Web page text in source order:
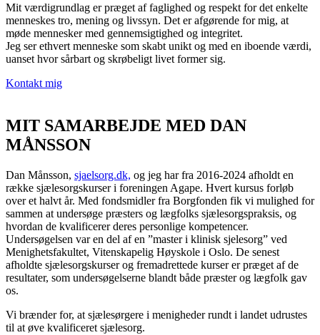
Mit værdigrundlag er præget af faglighed og respekt for det enkelte
menneskes tro, mening og livssyn. Det er afgørende for mig, at
møde mennesker med gennemsigtighed og integritet.
Jeg ser ethvert menneske som skabt unikt og med en iboende værdi,
uanset hvor sårbart og skrøbeligt livet former sig.
Kontakt mig
MIT SAMARBEJDE MED DAN
MÅNSSON
Dan Månsson, sjaelsorg.dk, og jeg har fra 2016-2024 afholdt en
række sjælesorgskurser i foreningen Agape. Hvert kursus forløb
over et halvt år. Med fondsmidler fra Borgfonden fik vi mulighed for
sammen at undersøge præsters og lægfolks sjælesorgspraksis, og
hvordan de kvalificerer deres personlige kompetencer.
Undersøgelsen var en del af en ”master i klinisk sjelesorg” ved
Menighetsfakultet, Vitenskapelig Høyskole i Oslo. De senest
afholdte sjælesorgskurser og fremadrettede kurser er præget af de
resultater, som undersøgelserne blandt både præster og lægfolk gav
os.
Vi brænder for, at sjælesørgere i menigheder rundt i landet udrustes
til at øve kvalificeret sjælesorg.